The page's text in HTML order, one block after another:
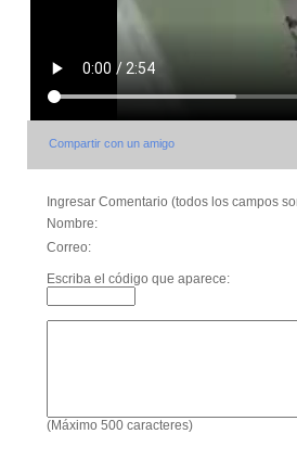
Compartir con un amigo
Ingresar Comentario (todos los campos
Nombre:
Correo:
Escriba el código que aparece:
(Máximo 500 caracteres)